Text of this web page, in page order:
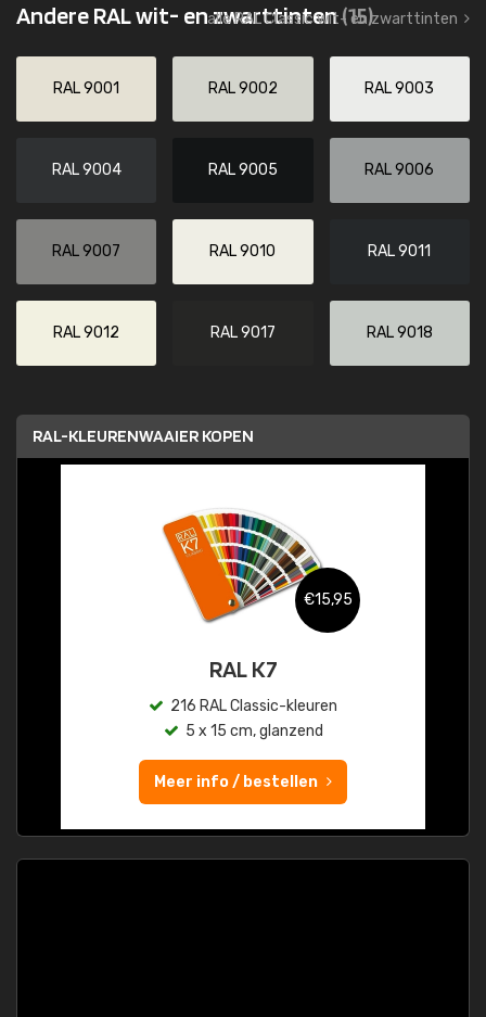
Andere RAL wit- en zwarttinten(15)
alle RAL Classic wit- en zwarttinten
RAL 9001 RAL 9002 RAL 9003
RAL 9004 RAL 9005 RAL 9006
RAL 9007 RAL 9010 RAL 9011
RAL 9012 RAL 9017 RAL 9018
RAL-KLEURENWAAIER KOPEN
€15,95
RAL K7
216 RAL Classic-kleuren
5 x 15 cm, glanzend
Meer info / bestellen